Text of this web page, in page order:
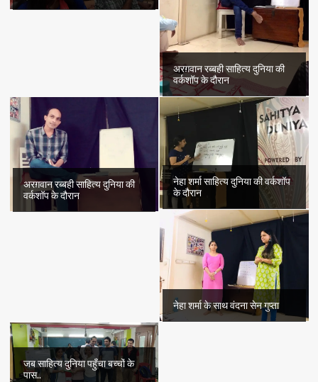
अरग़वान रब्बही साहित्य दुनिया की
वर्कशॉप के दौरान
अरग़वान रब्बही साहित्य दुनिया की
वर्कशॉप के दौरान
नेहा शर्मा साहित्य दुनिया की वर्कशॉप
के दौरान
नेहा शर्मा के साथ वंदना सेन गुप्ता
जब साहित्य दुनिया पहुँचा बच्चों के
पास..